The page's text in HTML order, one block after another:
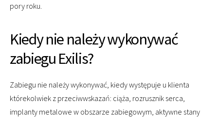
pory roku.
Kiedy nie należy wykonywać
zabiegu Exilis?
Zabiegu nie należy wykonywać, kiedy występuje u klienta
którekolwiek z przeciwwskazań: ciąża, rozrusznik serca,
implanty metalowe w obszarze zabiegowym, aktywne stany